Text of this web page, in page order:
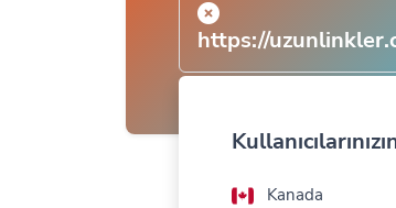
https://
Kanada